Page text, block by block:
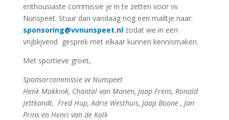
enthousiaste commissie je in te zetten voor vv
Nunspeet. Stuur dan vandaag nog een mailtje naar:
sponsoring@vvnunspeet.nlzodat we in een
vrijblijvend gesprek met elkaar kunnen kennismaken.
Met sportieve groet,
Sponsorcommissie vv Nunspeet
Henk Makkink, Chantal van Manen, Jaap Frens, Ronald
Jettkandt, Fred Hup, Adrie Westhuis, Jaap Boone , Jan
Prins en Henri van de Kolk